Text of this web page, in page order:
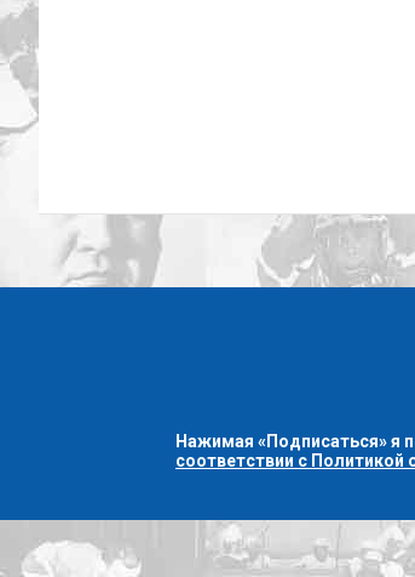
Нажимая «Подписаться» я
соответствии с